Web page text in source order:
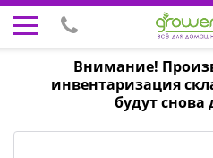
Внимание!
инвентаризация
будут снова